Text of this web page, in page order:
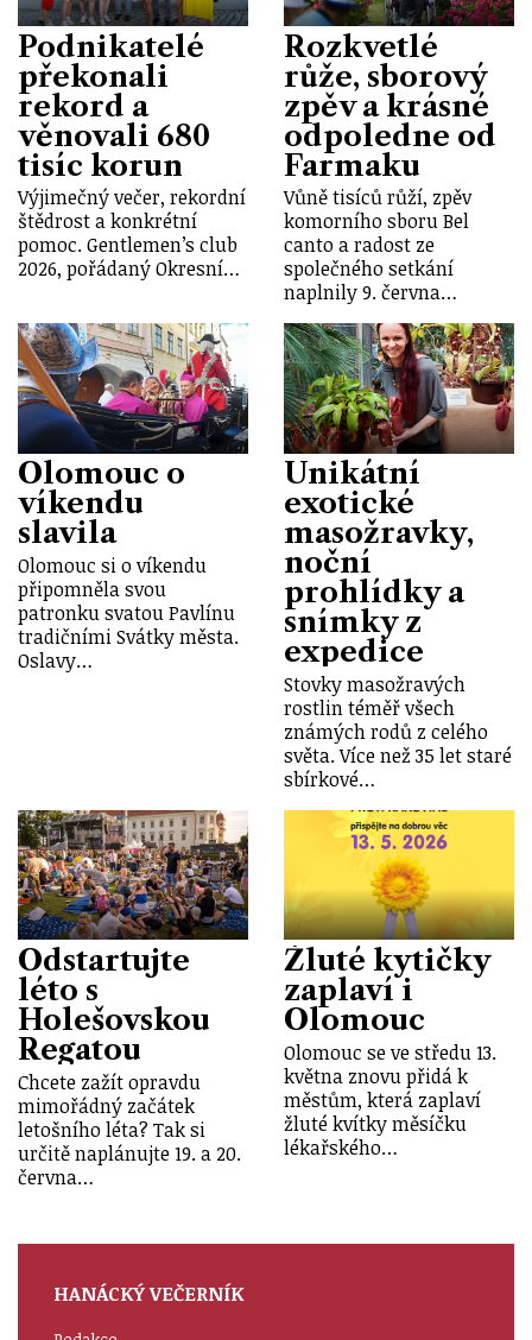
Podnikatelé
překonali
rekord a
věnovali 680
tisíc korun
Výjimečný večer, rekordní
štědrost a konkrétní
pomoc. Gentlemen’s club
2026, pořádaný Okresní…
Rozkvetlé
růže, sborový
zpěv a krásné
odpoledne od
Farmaku
Vůně tisíců růží, zpěv
komorního sboru Bel
canto a radost ze
společného setkání
naplnily 9. června…
Olomouc o
víkendu
slavila
Olomouc si o víkendu
připomněla svou
patronku svatou Pavlínu
tradičními Svátky města.
Oslavy…
Unikátní
exotické
masožravky,
noční
prohlídky a
snímky z
expedice
Stovky masožravých
rostlin téměř všech
známých rodů z celého
světa. Více než 35 let staré
sbírkové…
Odstartujte
léto s
Holešovskou
Regatou
Chcete zažít opravdu
mimořádný začátek
letošního léta? Tak si
určitě naplánujte 19. a 20.
června…
Žluté kytičky
zaplaví i
Olomouc
Olomouc se ve středu 13.
května znovu přidá k
městům, která zaplaví
žluté kvítky měsíčku
lékařského…
HANÁCKÝ VEČERNÍK